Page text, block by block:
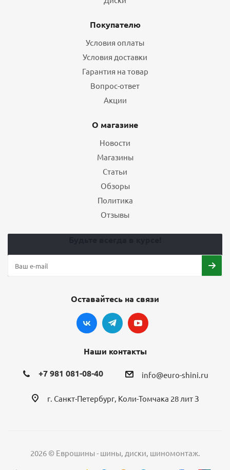
Покупателю
Условия оплаты
Условия доставки
Гарантия на товар
Вопрос-ответ
Акции
О магазине
Новости
Магазины
Статьи
Обзоры
Политика
Отзывы
Оставайтесь на связи
Наши контакты
+7 981 081-08-40 info@euro-shini.ru
г. Санкт-Петербург, Коли-Томчака 28 лит З
2026 © Еврошины - шины, диски, шиномонтаж.